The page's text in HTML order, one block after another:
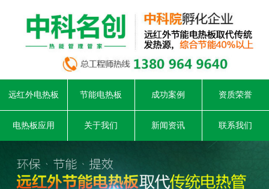
远红外电热板 节能电热板 成功案例 资质荣誉
电热板应用 关于我们 新闻资讯 联系我们